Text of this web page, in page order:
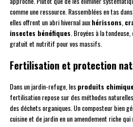
comme une ressource. Rassemblées en tas
elles offrent un abri hivernal auxhérissons
insectes bénéfiques . Broyées à la
gratuit et nutritif pour vos massifs.
Fertilisation et protection
Dans un jardin-refuge, lesproduits
fertilisation repose sur des méthodes
des déchets organiques. Un composteur bien
cuisine et de jardin en un amendement riche